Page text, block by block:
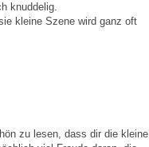
knuddelig.
kleine Szene wird ganz oft
zu lesen, dass dir die kleine